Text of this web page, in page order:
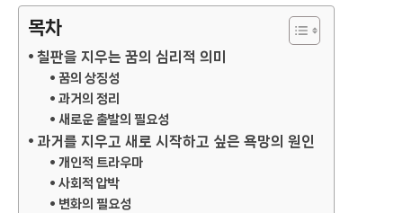
목차
칠판을 지우는 꿈의 심리적 의미
꿈의 상징성
과거의 정리
새로운 출발의 필요성
과거를 지우고 새로 시작하고 싶은 욕망의 원인
개인적 트라우마
사회적 압박
변화의 필요성